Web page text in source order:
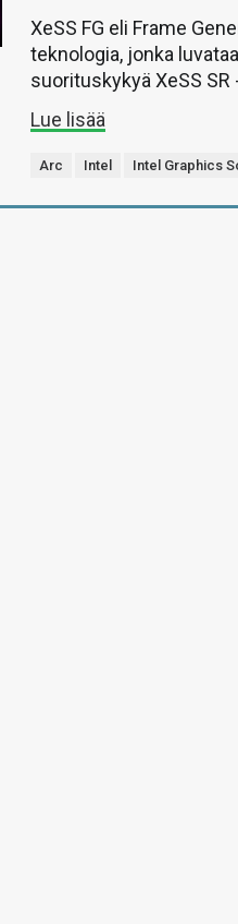
XeSS FG eli Frame
teknologia, jonka
suorituskykyä XeSS SR
Lue lisää
Arc Intel Intel Graphics